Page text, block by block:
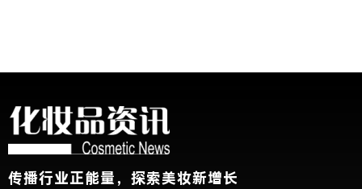
传播行业正能量，探索美妆新增长